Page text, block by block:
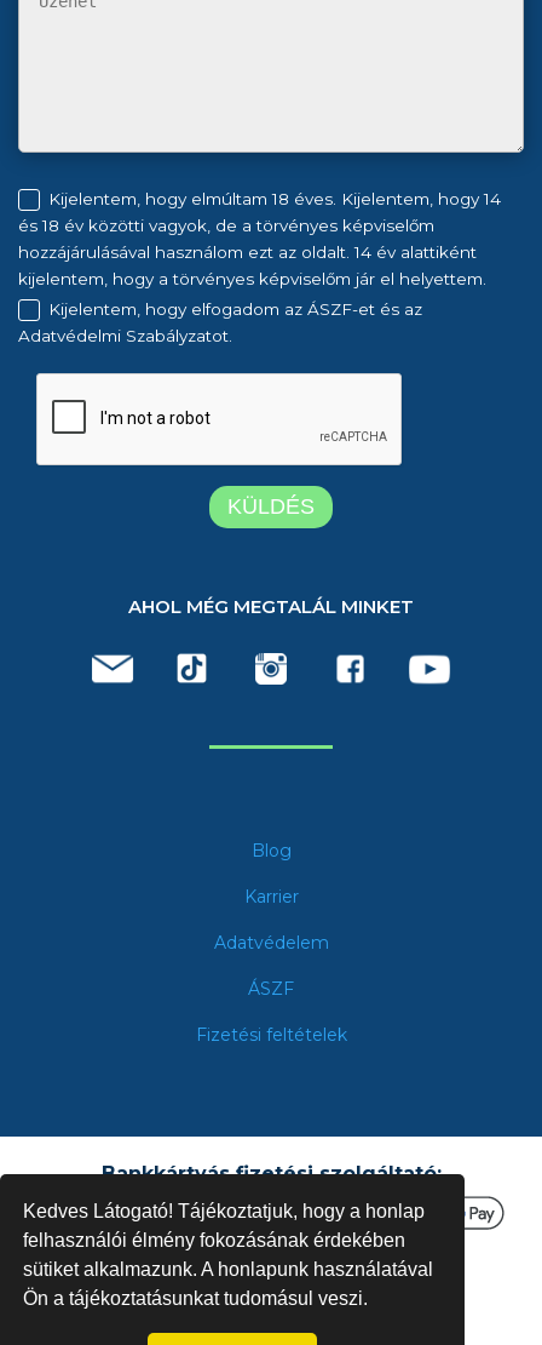
Kedves Látogató! Tájékoztatjuk, hogy a honlap
felhasználói élmény fokozásának érdekében
sütiket alkalmazunk. A honlapunk használatával
Ön a tájékoztatásunkat tudomásul veszi.
Kijelentem, hogy elmúltam 18 éves. Kijelentem, hogy 14
és 18 év közötti vagyok, de a törvényes képviselőm
hozzájárulásával használom ezt az oldalt. 14 év alattiként
kijelentem, hogy a törvényes képviselőm jár el helyettem.
Kijelentem, hogy elfogadom az ÁSZF-et és az
Adatvédelmi Szabályzatot.
AHOL MÉG MEGTALÁL MINKET
Blog
Karrier
Adatvédelem
ÁSZF
Fizetési feltételek
Bankkártyás fizetési szolgáltató: